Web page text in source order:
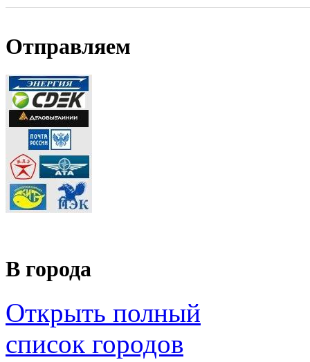
Отправляем
В города
Открыть полный
список городов